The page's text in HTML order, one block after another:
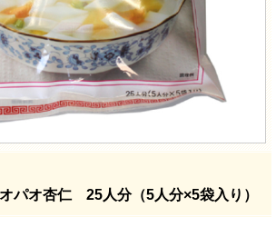
パオ杏仁 25人分（5人分×5袋入り）